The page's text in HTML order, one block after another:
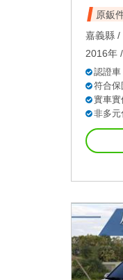
原鈑
嘉義縣 /
2016年
認證車
符合保
實車實
非多元